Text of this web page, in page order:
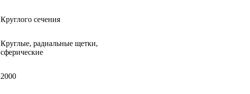
Круглого сечения
Круглые, радиальные щетки,
сферические
2000